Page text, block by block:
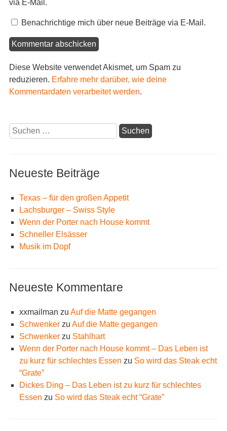
via E-Mail.
Benachrichtige mich über neue Beiträge via E-Mail.
Diese Website verwendet Akismet, um Spam zu
reduzieren. Erfahre mehr darüber, wie deine
Kommentardaten verarbeitet werden.
Suchen
nach:
Neueste Beiträge
Texas – für den großen Appetit
Lachsburger – Swiss Style
Wenn der Porter nach House kommt
Schneller Elsässer
Musik im Dopf
Neueste Kommentare
xxmailman zu Auf die Matte gegangen
Schwenkerzu Auf die Matte gegangen
Schwenkerzu Stahlhart
Wenn der Porter nach House kommt – Das Leben ist
zu kurz für schlechtes Essen zu So wird das Steak echt
“Grate”
Dickes Ding – Das Leben ist zu kurz für schlechtes
Essen zu So wird das Steak echt “Grate”